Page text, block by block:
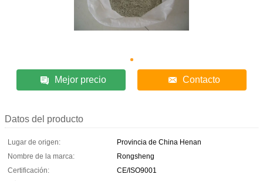
Mejor precio Contacto
Datos del producto
Lugar de origen:
Provincia de China Henan
Nombre de la marca:
Rongsheng
Certificación:
CE/ISO9001